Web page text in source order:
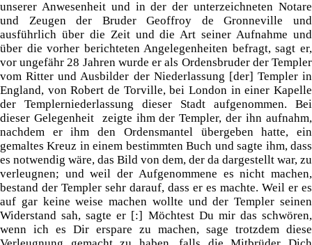
unserer Anwesenheit und in der der unterzeichneten Notare
und Zeugen der Bruder Geoffroy de Gronneville und
ausführlich über die Zeit und die Art seiner Aufnahme und
über die vorher berichteten Angelegenheiten befragt, sagt er,
vor ungefähr 28 Jahren wurde er als Ordensbruder der Templer
vom Ritter und Ausbilder der Niederlassung [der] Templer in
England, von Robert de Torville, bei London in einer Kapelle
der Templerniederlassung dieser Stadt aufgenommen. Bei
dieser Gelegenheit zeigte ihm der Templer, der ihn aufnahm,
nachdem er ihm den Ordensmantel übergeben hatte, ein
gemaltes Kreuz in einem bestimmten Buch und sagte ihm, dass
es notwendig wäre, das Bild von dem, der da dargestellt war, zu
verleugnen; und weil der Aufgenommene es nicht machen,
bestand der Templer sehr darauf, dass er es machte. Weil er es
auf gar keine weise machen wollte und der Templer seinen
Widerstand sah, sagte er [:] Möchtest Du mir das schwören,
wenn ich es Dir erspare zu machen, sage trotzdem diese